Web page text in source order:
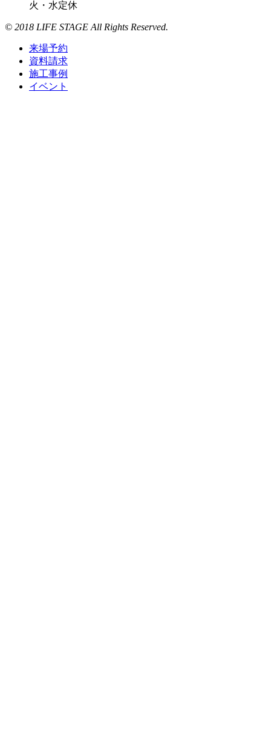
火・水定休
© 2018 LIFE STAGE All Rights Reserved.
来場予約
資料請求
施工事例
イベント